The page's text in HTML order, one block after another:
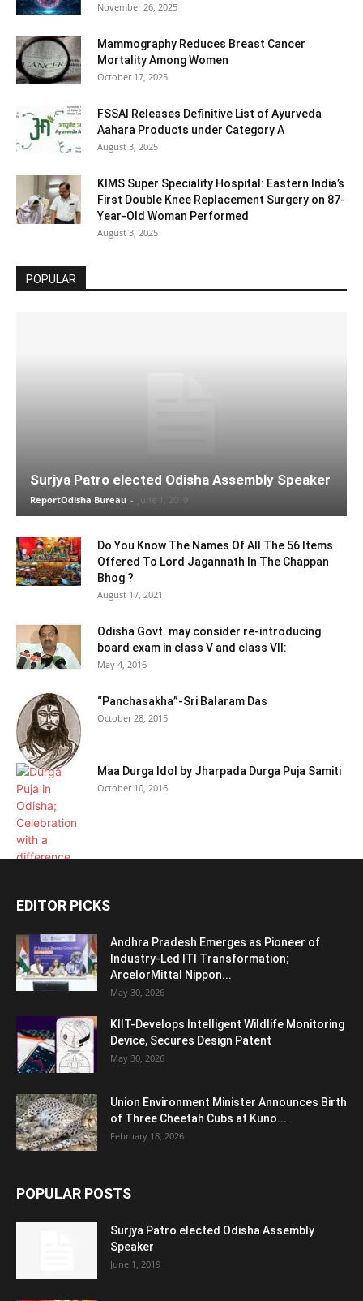
November 26, 2025
Mammography Reduces Breast Cancer
Mortality Among Women
October 17, 2025
FSSAI Releases Definitive List of Ayurveda
Aahara Products under Category A
August 3, 2025
KIMS Super Speciality Hospital: Eastern India’s
First Double Knee Replacement Surgery on 87-
Year-Old Woman Performed
August 3, 2025
POPULAR
Surjya Patro elected Odisha Assembly Speaker
ReportOdisha Bureau - June 1, 2019
Do You Know The Names Of All The 56 Items
Offered To Lord Jagannath In The Chappan
Bhog ?
August 17, 2021
Odisha Govt. may consider re-introducing
board exam in class V and class VII:
May 4, 2016
“Panchasakha”-Sri Balaram Das
October 28, 2015
Maa Durga Idol by Jharpada Durga Puja Samiti
October 10, 2016
EDITOR PICKS
Andhra Pradesh Emerges as Pioneer of
Industry-Led ITI Transformation;
ArcelorMittal Nippon...
May 30, 2026
KIIT-Develops Intelligent Wildlife Monitoring
Device, Secures Design Patent
May 30, 2026
Union Environment Minister Announces Birth
of Three Cheetah Cubs at Kuno...
February 18, 2026
POPULAR POSTS
Surjya Patro elected Odisha Assembly
Speaker
June 1, 2019